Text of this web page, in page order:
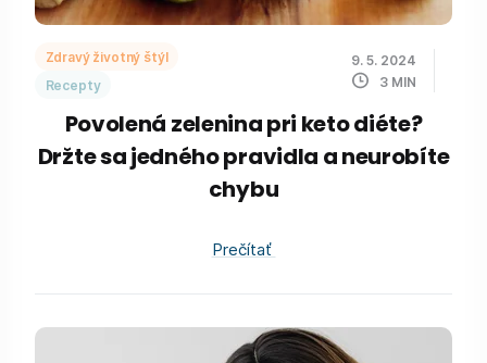
Zdravý životný štýl
Recepty
9. 5. 2024
3 MIN
Povolená zelenina pri keto diéte?
Držte sa jedného pravidla a neurobíte
chybu
Prečítať